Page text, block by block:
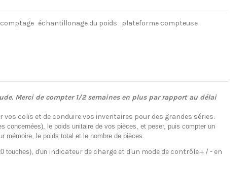
échantillonage du poids plateforme compteuse
Merci de compter 1/2 semaines en plus par rapport au délai
vos colis et de conduire vos inventaires pour des grandes séries.
concernées), le poids unitaire de vos pièces, et peser, puis compter un
mémoire, le poids total et le nombre de pièces.
touches), d'un i ndicateur de charge et d'un mode de contrôle + / - en